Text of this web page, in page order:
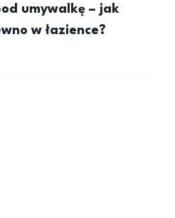
umywalkę – jak
w łazience?